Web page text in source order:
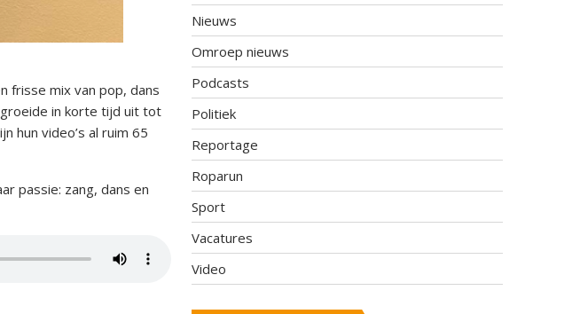
frisse mix van pop, dans
groeide in korte tijd uit tot
hun video’s al ruim 65
passie: zang, dans en
Nieuws
Omroep nieuws
Podcasts
Politiek
Reportage
Roparun
Sport
Vacatures
Video